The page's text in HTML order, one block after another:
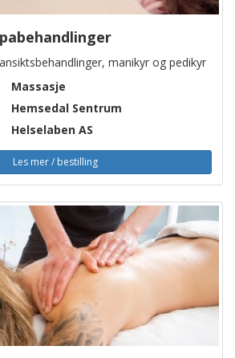
manikyr og pedikyr
Massasje
Hemsedal Sentrum
Helselaben AS
Les mer / bestilling